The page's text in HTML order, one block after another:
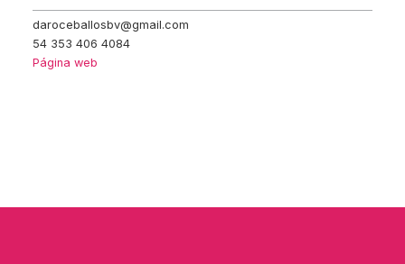
daroceballosbv@gmail.com
54 353 406 4084
Página web